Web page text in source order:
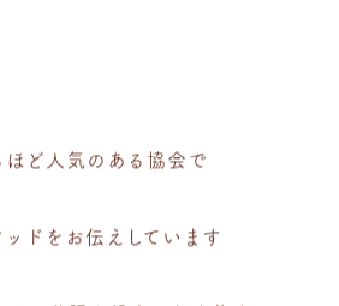
ど人気のある協会で
ドをお伝えしています